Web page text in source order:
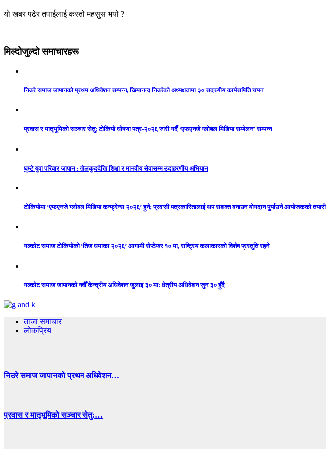
यो खबर पढेर तपाईलाई कस्तो महसुस भयो ?
मिल्दोजुल्दो समाचारहरू
निउरे समाज जापानको प्रथम अधिवेशन सम्पन्न, खिमानन्द निउरेको अध्यक्षतामा ३० सदस्यीय कार्यसमिति चयन
प्रवास र मातृभूमिको सञ्चार सेतु: टोकियो घोषणा पत्र-२०२६ जारी गर्दै ‘एफएनजे ग्लोबल मिडिया सम्मेलन’ सम्पन्न
घुम्टे युवा परिवार जापान : खेलकुददेखि शिक्षा र मानवीय सेवासम्म उदाहरणीय अभियान
टोकियोमा ‘एफएनजे ग्लोबल मिडिया कन्फ्रेन्स २०२६’ हुने; प्रवासी पत्रकारितालाई थप सशक्त बनाउन योगदान पुर्याउने आयोजकको तयारी
गल्कोट समाज टोकियोको ‘तिज धमाका २०२६’ आगामी सेप्टेम्बर १० मा, राष्ट्रिय कलाकारको विशेष प्रस्तुति रहने
गल्कोट समाज जापानको नवौँ केन्द्रीय अधिवेशन जुलाइ ३० मा: क्षेत्रीय अधिवेशन जुन ३० हुँदै
ताजा समाचार
लोकप्रिय
निउरे समाज जापानको प्रथम अधिवेशन…
प्रवास र मातृभूमिको सञ्चार सेतु:…